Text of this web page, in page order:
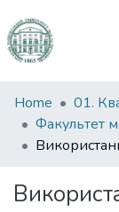
Communities
&
Collections
Home